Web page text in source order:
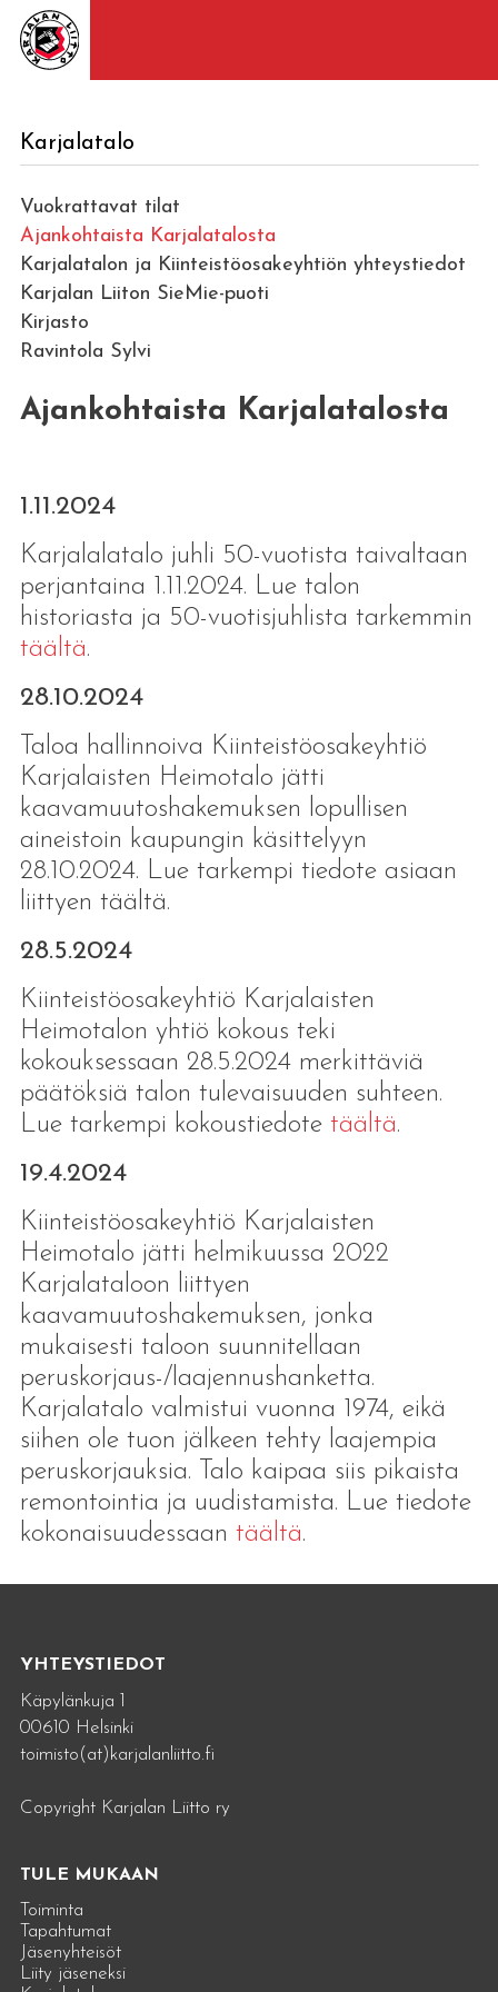
Karjalatalo
Vuokrattavat tilat
Ajankohtaista Karjalatalosta
Karjalatalon ja Kiinteistöosakeyhtiön yhteystiedot
Karjalan Liiton SieMie-puoti
Kirjasto
Ravintola Sylvi
Ajankohtaista Karjalatalosta
1.11.2024
Karjalalatalo juhli 50-vuotista taivaltaan
perjantaina 1.11.2024. Lue talon
historiasta ja 50-vuotisjuhlista tarkemmin
täältä.
28.10.2024
Taloa hallinnoiva Kiinteistöosakeyhtiö
Karjalaisten Heimotalo jätti
kaavamuutoshakemuksen lopullisen
aineistoin kaupungin käsittelyyn
28.10.2024. Lue tarkempi tiedote asiaan
liittyen täältä.
28.5.2024
Kiinteistöosakeyhtiö Karjalaisten
Heimotalon yhtiö kokous teki
kokouksessaan 28.5.2024 merkittäviä
päätöksiä talon tulevaisuuden suhteen.
Lue tarkempi kokoustiedote täältä.
19.4.2024
Kiinteistöosakeyhtiö Karjalaisten
Heimotalo jätti helmikuussa 2022
Karjalataloon liittyen
kaavamuutoshakemuksen, jonka
mukaisesti taloon suunnitellaan
peruskorjaus-/laajennushanketta.
Karjalatalo valmistui vuonna 1974, eikä
siihen ole tuon jälkeen tehty laajempia
peruskorjauksia. Talo kaipaa siis pikaista
remontointia ja uudistamista. Lue tiedote
kokonaisuudessaan täältä.
YHTEYSTIEDOT
Käpylänkuja 1
00610 Helsinki
toimisto(at)karjalanliitto.fi
Copyright Karjalan Liitto ry
TULE MUKAAN
Toiminta
Tapahtumat
Jäsenyhteisöt
Liity jäseneksi